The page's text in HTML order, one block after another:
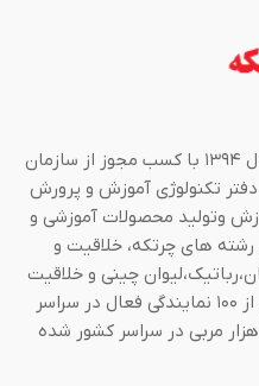
شرکت پویا ابتکار برتر صداقت از سال ۱۳۹۴ با کسب مجوز از سازمان
دفتر تکنولوژی آموزش و پرورش
وتولید محصولات آموزشی و
های چرتکه، خلاقیت و
چینی و خلاقیت
و نقاشی کرده و تا امروز دارای بیش از ۱۰۰ نمایندگی فعال در سراسر
کشور و موفق به پرورش بیش از ۳ هزار مربی در سراسر کشور شده